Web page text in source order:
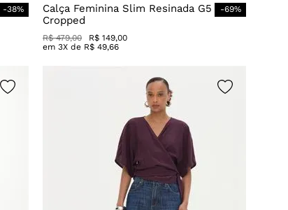
-38%
Calça Feminina Slim Resinada G5
Cropped
-69%
R$ 479,00 R$ 149,00
em 3X de R$ 49,66